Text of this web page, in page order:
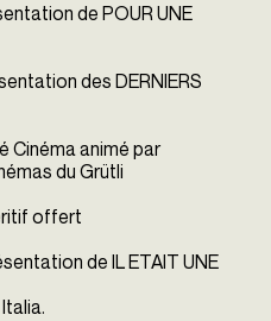
de POUR UNE
des DERNIERS
Cinéma animé par
du Grütli
offert
de IL ETAIT UNE